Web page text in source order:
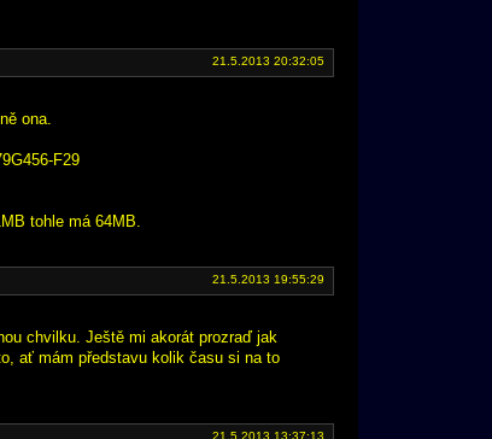
21.5.2013 20:32:05
ona.
F29
tohle má 64MB.
21.5.2013 19:55:29
chvilku. Ještě mi akorát prozraď jak
ať mám představu kolik času si na to
21.5.2013 13:37:13